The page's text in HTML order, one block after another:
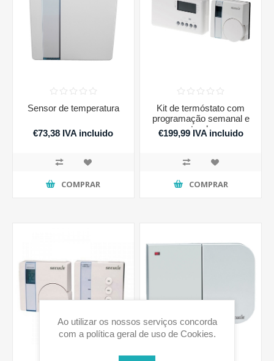
Sensor de temperatura
€73,38 IVA incluido
COMPRAR
Kit de termóstato com
programação semanal e
atuador
€199,99 IVA incluido
COMPRAR
Ao utilizar os nossos serviços concorda
com a política geral de uso de Cookies.